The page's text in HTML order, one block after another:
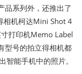
品系列外，还推出了
相机柯达Mini Shot 4
打印机Memo Label
型号的拍立得相机都
能手机中的照片。